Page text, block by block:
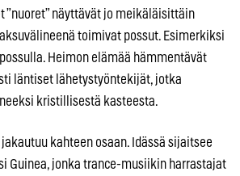
”nuoret” näyttävät jo meikäläisittäin
toimivat possut. Esimerkiksi
Heimon elämää hämmentävät
läntiset lähetystyöntekijät, jotka
kristillisestä kasteesta.
kahteen osaan. Idässä sijaitsee
Guinea, jonka trance-musiikin harrastajat